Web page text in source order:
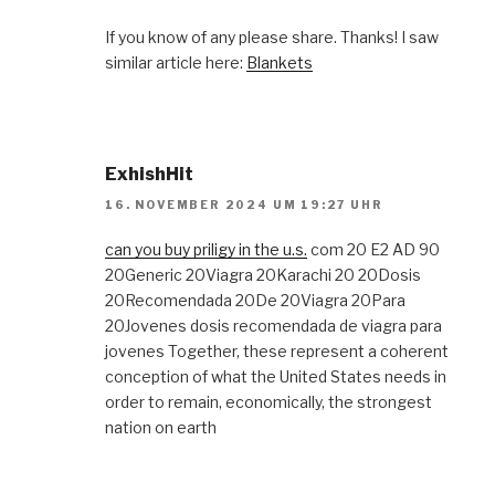
If you know of any please share. Thanks! I saw
similar article here: Blankets
ExhishHit
16. NOVEMBER 2024 UM 19:27 UHR
can you buy priligy in the u.s. com 20 E2 AD 90
20Generic 20Viagra 20Karachi 20 20Dosis
20Recomendada 20De 20Viagra 20Para
20Jovenes dosis recomendada de viagra para
jovenes Together, these represent a coherent
conception of what the United States needs in
order to remain, economically, the strongest
nation on earth